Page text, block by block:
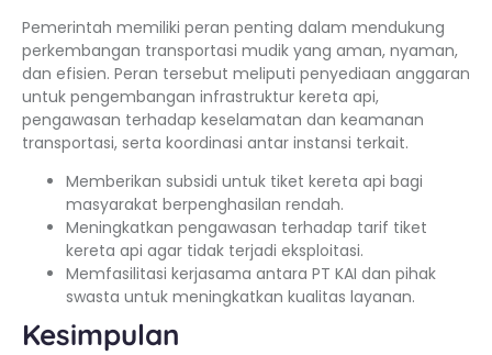
Pemerintah memiliki peran penting dalam mendukung
perkembangan transportasi mudik yang aman, nyaman,
dan efisien. Peran tersebut meliputi penyediaan anggaran
untuk pengembangan infrastruktur kereta api,
pengawasan terhadap keselamatan dan keamanan
transportasi, serta koordinasi antar instansi terkait.
Memberikan subsidi untuk tiket kereta api bagi
masyarakat berpenghasilan rendah.
Meningkatkan pengawasan terhadap tarif tiket
kereta api agar tidak terjadi eksploitasi.
Memfasilitasi kerjasama antara PT KAI dan pihak
swasta untuk meningkatkan kualitas layanan.
Kesimpulan